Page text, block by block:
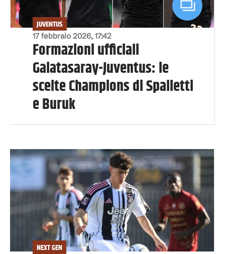
17 febbraio 2026, 17:42
JUVENTUS
Formazioni ufficiali
Galatasaray-Juventus: le
scelte Champions di Spalletti
e Buruk
NEXT GEN